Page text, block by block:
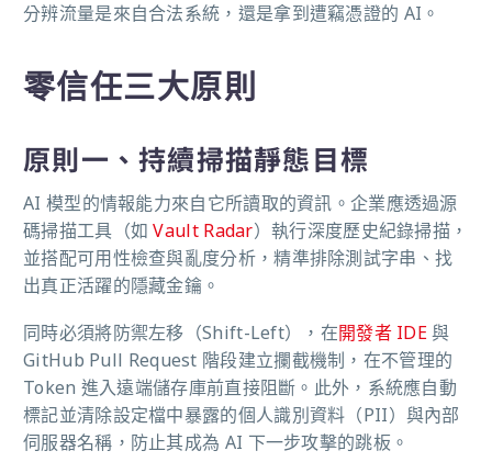
分辨流量是來自合法系統，還是拿到遭竊憑證的 AI。
零信任三大原則
原則一、持續掃描靜態目標
AI 模型的情報能力來自它所讀取的資訊。企業應透過源
碼掃描工具（如Vault Radar）執行深度歷史紀錄掃描，
並搭配可用性檢查與亂度分析，精準排除測試字串、找
出真正活躍的隱藏金鑰。
同時必須將防禦左移（Shift-Left），在開發者 IDE與
GitHub Pull Request 階段建立攔截機制，在不管理的
Token 進入遠端儲存庫前直接阻斷。此外，系統應自動
標記並清除設定檔中暴露的個人識別資料（PII）與內部
伺服器名稱，防止其成為 AI 下一步攻擊的跳板。